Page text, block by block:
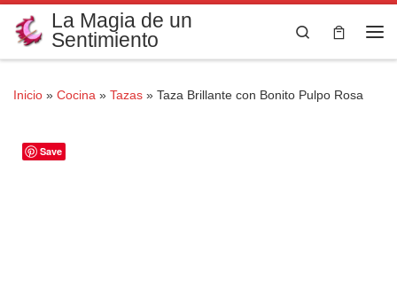
Saltar al contenido
La Magia de un
Sentimiento
Search
Inicio » Cocina » Tazas » Taza Brillante con Bonito Pulpo Rosa
Save